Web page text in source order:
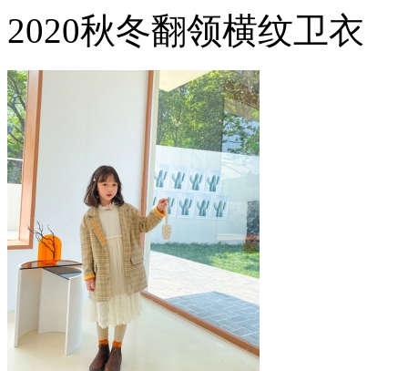
2020秋冬翻领横纹卫衣